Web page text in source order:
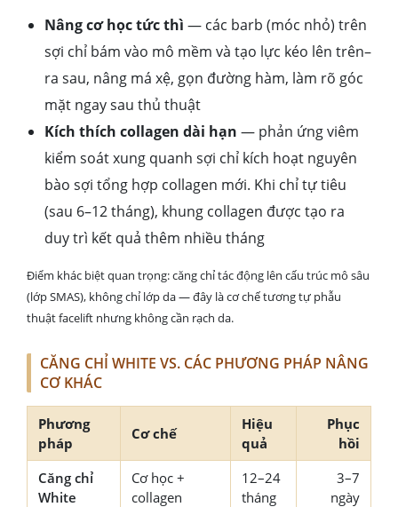
Nâng cơ học tức thì — các barb (móc nhỏ) trên
sợi chỉ bám vào mô mềm và tạo lực kéo lên trên–
ra sau, nâng má xệ, gọn đường hàm, làm rõ góc
mặt ngay sau thủ thuật
Kích thích collagen dài hạn — phản ứng viêm
kiểm soát xung quanh sợi chỉ kích hoạt nguyên
bào sợi tổng hợp collagen mới. Khi chỉ tự tiêu
(sau 6–12 tháng), khung collagen được tạo ra
duy trì kết quả thêm nhiều tháng
Điểm khác biệt quan trọng: căng chỉ tác động lên cấu trúc mô sâu
(lớp SMAS), không chỉ lớp da — đây là cơ chế tương tự phẫu
thuật facelift nhưng không cần rạch da.
CĂNG CHỈ WHITE VS. CÁC PHƯƠNG PHÁP NÂNG
CƠ KHÁC
Phương
pháp
Cơ chế
Hiệu
quả
Phục
hồi
Căng chỉ
White
Cơ học +
collagen
12–24
tháng
3–7
ngày